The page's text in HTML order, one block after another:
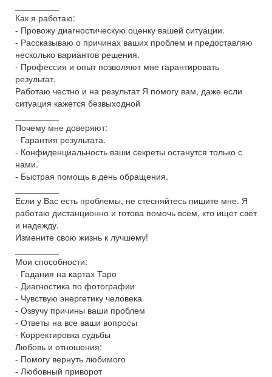
Как я работаю:
- Провожу диагностическую оценку вашей ситуации.
- Рассказываю о причинах ваших проблем и предоставляю
несколько вариантов решения.
- Профессия и опыт позволяют мне гарантировать
результат.
Работаю честно и на результат Я помогу вам, даже если
ситуация кажется безвыходной
Почему мне доверяют:
- Гарантия результата.
- Конфиденциальность ваши секреты останутся только с
нами.
- Быстрая помощь в день обращения.
Если у Вас есть проблемы, не стесняйтесь пишите мне. Я
работаю дистанционно и готова помочь всем, кто ищет свет
и надежду.
Измените свою жизнь к лучшему!
Мои способности:
- Гадания на картах Таро
- Диагностика по фотографии
- Чувствую энергетику человека
- Озвучу причины ваши проблем
- Ответы на все ваши вопросы
- Корректировка судьбы
Любовь и отношения:
- Помогу вернуть любимого
- Любовный приворот